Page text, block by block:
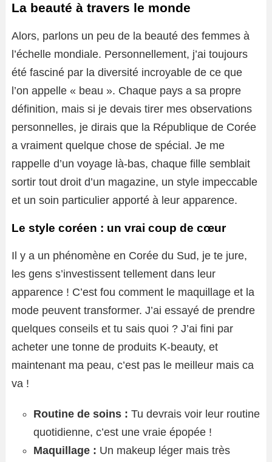
La beauté à travers le monde
Alors, parlons un peu de la beauté des femmes à
l’échelle mondiale. Personnellement, j’ai toujours
été fasciné par la diversité incroyable de ce que
l’on appelle « beau ». Chaque pays a sa propre
définition, mais si je devais tirer mes observations
personnelles, je dirais que la République de Corée
a vraiment quelque chose de spécial. Je me
rappelle d’un voyage là-bas, chaque fille semblait
sortir tout droit d’un magazine, un style impeccable
et un soin particulier apporté à leur apparence.
Le style coréen : un vrai coup de cœur
Il y a un phénomène en Corée du Sud, je te jure,
les gens s’investissent tellement dans leur
apparence ! C’est fou comment le maquillage et la
mode peuvent transformer. J’ai essayé de prendre
quelques conseils et tu sais quoi ? J’ai fini par
acheter une tonne de produits K-beauty, et
maintenant ma peau, c’est pas le meilleur mais ca
va !
Routine de soins : Tu devrais voir leur routine
quotidienne, c’est une vraie épopée !
Maquillage : Un makeup léger mais très